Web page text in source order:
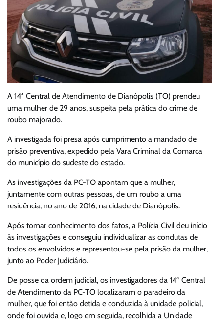
A 14ª Central de Atendimento de Dianópolis (TO) prendeu
uma mulher de 29 anos, suspeita pela prática do crime de
roubo majorado.
A investigada foi presa após cumprimento a mandado de
prisão preventiva, expedido pela Vara Criminal da Comarca
do município do sudeste do estado.
As investigações da PC-TO apontam que a mulher,
juntamente com outras pessoas, de um roubo a uma
residência, no ano de 2016, na cidade de Dianópolis.
Após tomar conhecimento dos fatos, a Polícia Civil deu início
às investigações e conseguiu individualizar as condutas de
todos os envolvidos e representou-se pela prisão da mulher,
junto ao Poder Judiciário.
De posse da ordem judicial, os investigadores da 14ª Central
de Atendimento da PC-TO localizaram o paradeiro da
mulher, que foi então detida e conduzida à unidade policial,
onde foi ouvida e, logo em seguida, recolhida a Unidade